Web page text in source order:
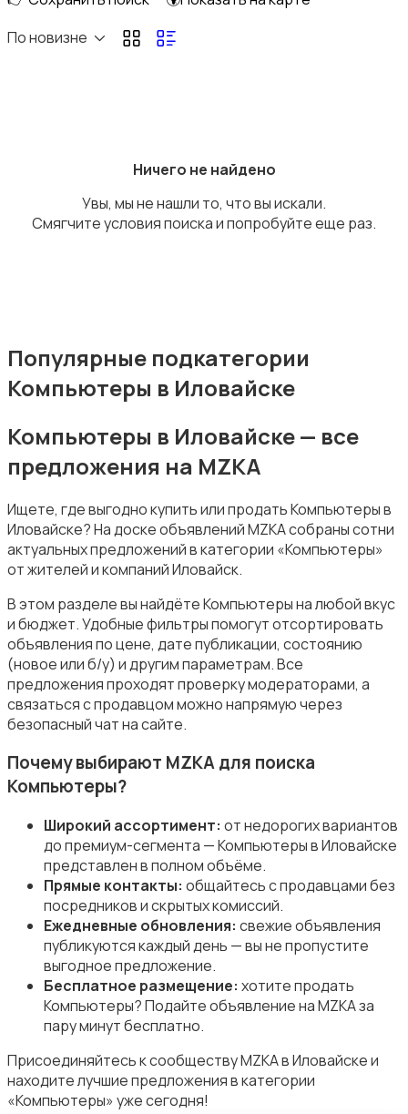
Рули, джойстики, геймпады
Комплектующие и запчасти
Аксессуары
По новизне
Ничего не найдено
Увы, мы не нашли то, что вы искали.
Смягчите условия поиска и попробуйте еще раз.
Популярные подкатегории
Компьютеры в Иловайске
Компьютеры в Иловайске — все
предложения на MZKA
Ищете, где выгодно купить или продать Компьютеры в
Иловайске? На доске объявлений MZKA собраны сотни
актуальных предложений в категории «Компьютеры»
от жителей и компаний Иловайск.
В этом разделе вы найдёте Компьютеры на любой вкус
и бюджет. Удобные фильтры помогут отсортировать
объявления по цене, дате публикации, состоянию
(новое или б/у) и другим параметрам. Все
предложения проходят проверку модераторами, а
связаться с продавцом можно напрямую через
безопасный чат на сайте.
Почему выбирают MZKA для поиска
Компьютеры?
Широкий ассортимент: от недорогих вариантов
до премиум-сегмента — Компьютеры в Иловайске
представлен в полном объёме.
Прямые контакты: общайтесь с продавцами без
посредников и скрытых комиссий.
Ежедневные обновления: свежие объявления
публикуются каждый день — вы не пропустите
выгодное предложение.
Бесплатное размещение: хотите продать
Компьютеры? Подайте объявление на MZKA за
пару минут бесплатно.
Присоединяйтесь к сообществу MZKA в Иловайске и
находите лучшие предложения в категории
«Компьютеры» уже сегодня!